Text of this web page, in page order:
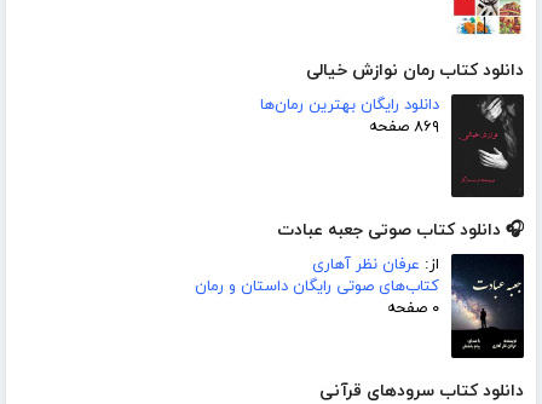
دانلود کتاب رمان نوازش خیالی
دانلود رایگان بهترین رمان‌ها
۸۶۹ صفحه
🎧 دانلود کتاب صوتی جعبه عبادت
از: عرفان نظر آهاری
کتاب‌های صوتی رایگان داستان و رمان
۰ صفحه
دانلود کتاب سرودهای قرآنی